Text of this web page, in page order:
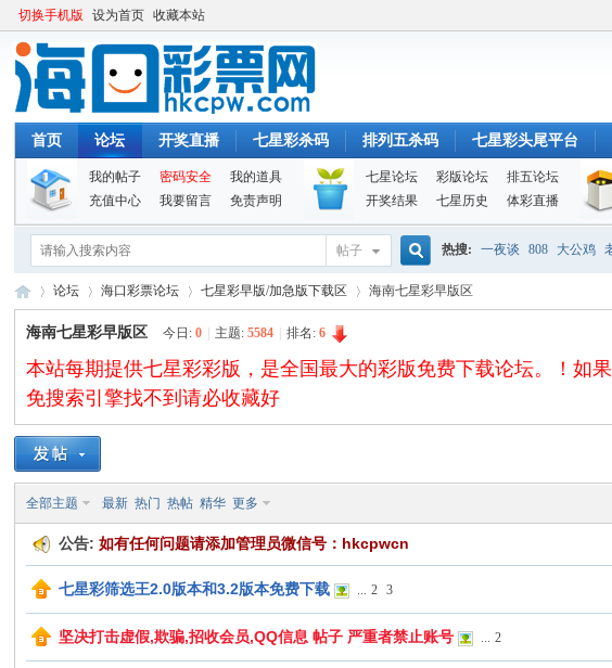
切换手机版 设为首页 收藏本站
首页 论坛 开奖直播 七星彩杀码 排列五杀码 七星彩头尾平台
我的帖子 密码安全
我的道具
充值中心
我要留言 免责声明
七星论坛 彩版论坛
排五论坛
开奖结果
七星历史 体彩直播
帖子
搜
索
热搜: 一夜谈 808 大公鸡
论坛 海口彩票论坛 七星彩早版/加急版下载区 海南七星彩早版区
海南七星彩早版区 今日:0 主题:5584 排名:6
本站每期提供七星彩彩版，是全国最大的彩版免费下载论坛。！如
免搜索引擎找不到请必收藏好
全部主题 最新 热门 热帖 精华 更多
公告:如有任何问题请添加管理员微信号：hkcpwcn
七星彩筛选王2.0版本和3.2版本免费下载 ... 2 3
坚决打击虚假,欺骗,招收会员,QQ信息 帖子 严重者禁止账号 ... 2